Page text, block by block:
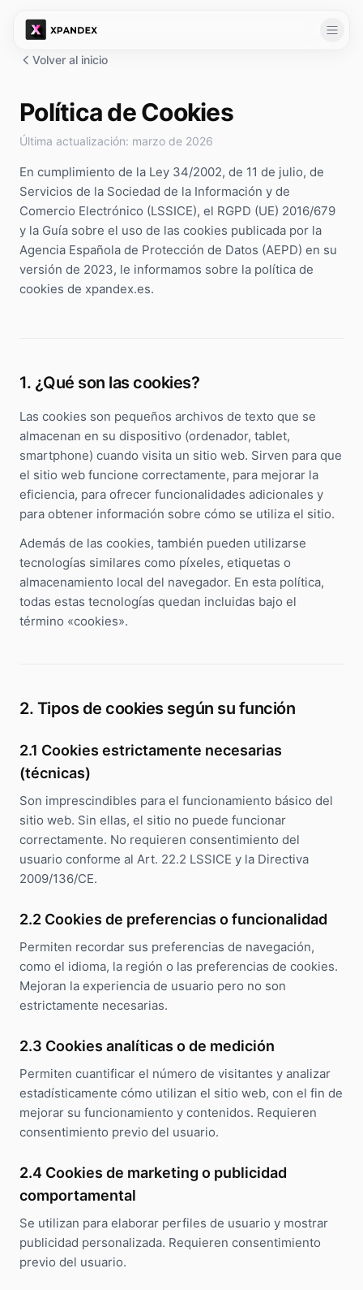
Diseño Web
Webs que enamoran y convierten
Tienda Online
Landing Pages
Captura leads con páginas de alto impacto
Marketing Digital
Google Ads
Facebook Ads
Llega a tu audiencia en Facebook e Instagram
TikTok Ads
Conecta con la generación más activa
SEO
Soluciones
Solución 360
Paquete integral para dominar tu mercado
Hasta 29.000€ de subvención según el tamaño de tu empresa
Software y apps
Apps y plataformas a medida de tu negocio
Integración IA
Automatizaciones
Agentes de IA
Agentes que ejecutan tareas de principio a fin
Automatización de Procesos
Flujos internos sin tareas repetitivas
Atención al cliente 24/7
Hablemos
Volver al inicio
Política de Cookies
Última actualización: marzo de 2026
En cumplimiento de la Ley 34/2002, de 11 de julio, de
Servicios de la Sociedad de la Información y de
Comercio Electrónico (LSSICE), el RGPD (UE) 2016/679
y la Guía sobre el uso de las cookies publicada por la
Agencia Española de Protección de Datos (AEPD) en su
versión de 2023, le informamos sobre la política de
cookies de xpandex.es.
1. ¿Qué son las cookies?
Las cookies son pequeños archivos de texto que se
almacenan en su dispositivo (ordenador, tablet,
smartphone) cuando visita un sitio web. Sirven para que
el sitio web funcione correctamente, para mejorar la
eficiencia, para ofrecer funcionalidades adicionales y
para obtener información sobre cómo se utiliza el sitio.
Además de las cookies, también pueden utilizarse
tecnologías similares como píxeles, etiquetas o
almacenamiento local del navegador. En esta política,
todas estas tecnologías quedan incluidas bajo el
término «cookies».
2. Tipos de cookies según su función
2.1 Cookies estrictamente necesarias
(técnicas)
Son imprescindibles para el funcionamiento básico del
sitio web. Sin ellas, el sitio no puede funcionar
correctamente. No requieren consentimiento del
usuario conforme al Art. 22.2 LSSICE y la Directiva
2009/136/CE.
2.2 Cookies de preferencias o funcionalidad
Permiten recordar sus preferencias de navegación,
como el idioma, la región o las preferencias de cookies.
Mejoran la experiencia de usuario pero no son
estrictamente necesarias.
2.3 Cookies analíticas o de medición
Permiten cuantificar el número de visitantes y analizar
estadísticamente cómo utilizan el sitio web, con el fin de
mejorar su funcionamiento y contenidos. Requieren
consentimiento previo del usuario.
2.4 Cookies de marketing o publicidad
comportamental
Se utilizan para elaborar perfiles de usuario y mostrar
publicidad personalizada. Requieren consentimiento
previo del usuario.